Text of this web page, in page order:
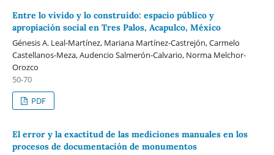
Entre lo vivido y lo construido: espacio público y
apropiación social en Tres Palos, Acapulco, México
Génesis A. Leal-Martínez, Mariana Martínez-Castrejón, Carmelo
Castellanos-Meza, Audencio Salmerón-Calvario, Norma Melchor-
Orozco
50-70
PDF
El error y la exactitud de las mediciones manuales en los
procesos de documentación de monumentos